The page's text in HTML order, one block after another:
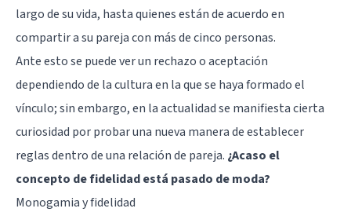
largo de su vida, hasta quienes están de acuerdo en
compartir a su pareja con más de cinco personas.
Ante esto se puede ver un rechazo o aceptación
dependiendo de la cultura en la que se haya formado el
vínculo; sin embargo, en la actualidad se manifiesta cierta
curiosidad por probar una nueva manera de establecer
reglas dentro de una relación de pareja. ¿Acaso el
concepto de fidelidad está pasado de moda?
Monogamia y fidelidad